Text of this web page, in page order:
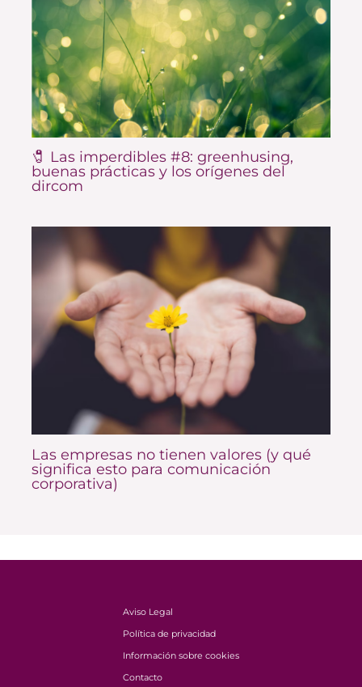
🧷 Las imperdibles #8: greenhusing,
buenas prácticas y los orígenes del
dircom
Las empresas no tienen valores (y qué
significa esto para comunicación
corporativa)
Aviso Legal
Política de privacidad
Información sobre cookies
Contacto